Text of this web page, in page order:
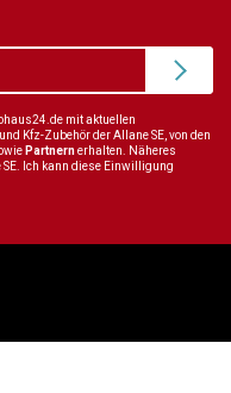
mit aktuellen
Kfz-Zubehör der Allane SE, von den
Partnernerhalten. Näheres
SE. Ich kann diese Einwilligung